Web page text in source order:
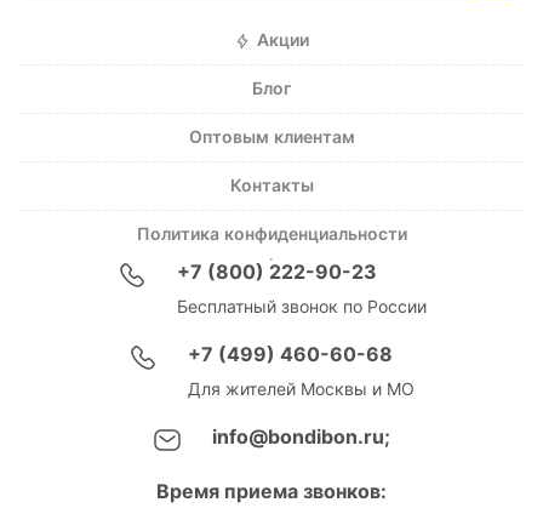
Акции
Блог
Оптовым клиентам
Контакты
Политика конфиденциальности
+7 (800) 222-90-23
Бесплатный звонок по России
+7 (499) 460-60-68
Для жителей Москвы и МО
info@bondibon.ru;
Время приема звонков: